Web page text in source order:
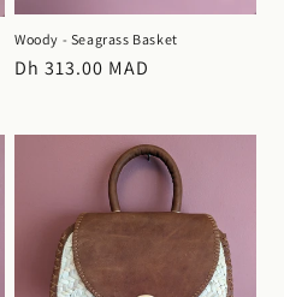
Woody - Seagrass Basket
Regular
Dh 313.00 MAD